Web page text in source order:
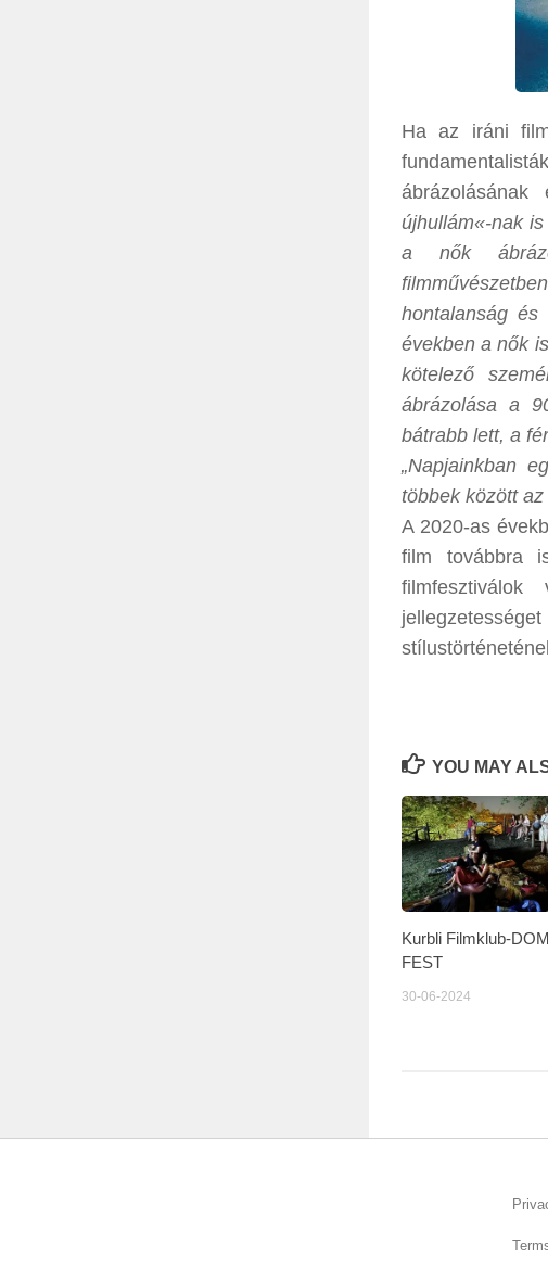
Ha az iráni
ábrázolásának
újhullám«-nak
a nők
hontalanság és
években a nők
kötelező
ábrázolása a
bátrabb lett, a
„Napjainkban
többek között
A 2020-as
film továbbra
YOU MAY
Kurbli Filmklub-
FEST
30-06-2024